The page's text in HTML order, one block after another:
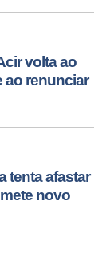
volta ao
ao renunciar
tenta afastar
novo